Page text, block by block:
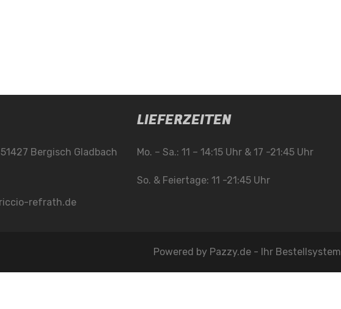
Bergisch Gladbach
refrath.de
LIEFERZEITEN
Mo. – Sa.: 11 – 14:15 Uhr & 17 -21:45 Uhr
So. & Feiertage: 11 -21:45 Uhr
Powered by Pazzy.de - Ihr Bestellsystem